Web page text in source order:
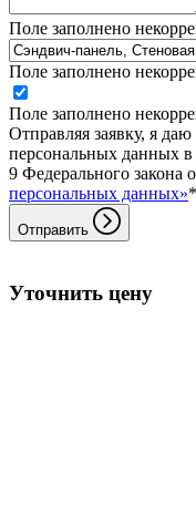
Поле заполнено
Поле заполнено
Поле заполнено
Отправляя заявку, я
персональных данных в
9 Федерального
персональных данных»*
Отправить
Уточнить цену